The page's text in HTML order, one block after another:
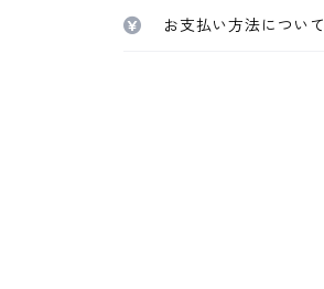
お支払い方法について